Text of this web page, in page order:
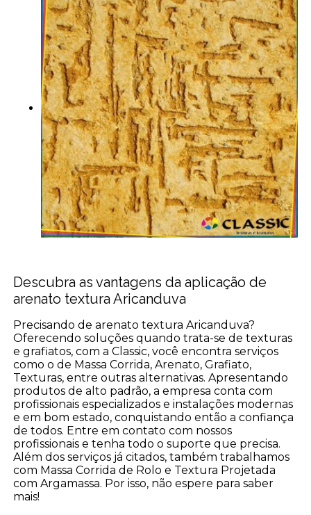
Descubra as vantagens da aplicação de
arenato textura Aricanduva
Precisando de arenato textura Aricanduva?
Oferecendo soluções quando trata-se de texturas
e grafiatos, com a Classic, você encontra serviços
como o de Massa Corrida, Arenato, Grafiato,
Texturas, entre outras alternativas. Apresentando
produtos de alto padrão, a empresa conta com
profissionais especializados e instalações modernas
e em bom estado, conquistando então a confiança
de todos. Entre em contato com nossos
profissionais e tenha todo o suporte que precisa.
Além dos serviços já citados, também trabalhamos
com Massa Corrida de Rolo e Textura Projetada
com Argamassa. Por isso, não espere para saber
mais!